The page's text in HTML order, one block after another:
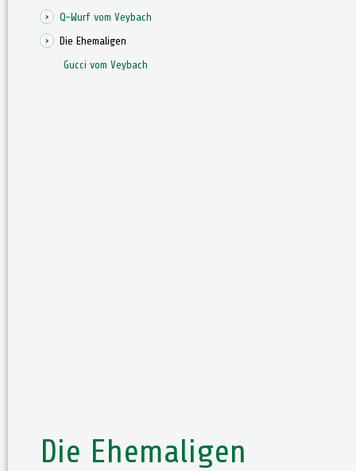
Q-Wurf vom Veybach
Die Ehemaligen
Gucci vom Veybach
Die Ehemaligen